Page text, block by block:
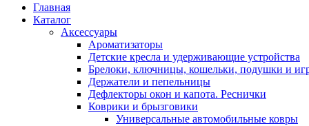
Главная
Каталог
Аксессуары
Ароматизаторы
Детские кресла и удерживающие устройства
Брелоки, ключницы, кошельки, подушки и
Держатели и пепельницы
Дефлекторы окон и капота. Реснички
Коврики и брызговики
Универсальные автомобильные ковры